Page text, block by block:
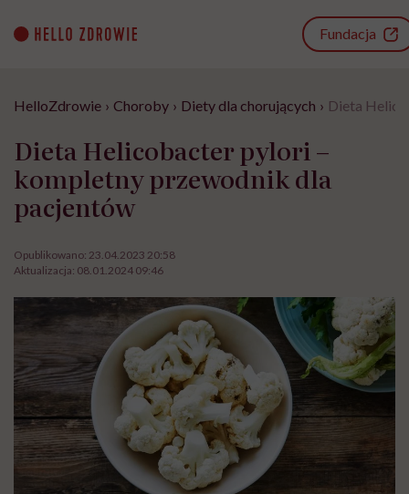
content
Fundacja
HelloZdrowie › Choroby › Diety dla chorujących › Dieta
Dieta Helicobacter pylori –
kompletny przewodnik dla
pacjentów
Opublikowano: 23.04.2023 20:58
Aktualizacja: 08.01.2024 09:46